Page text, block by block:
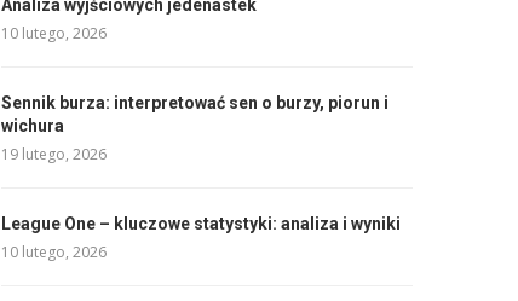
Analiza wyjściowych jedenastek
10 lutego, 2026
Sennik burza: interpretować sen o burzy, piorun i
wichura
19 lutego, 2026
League One – kluczowe statystyki: analiza i wyniki
10 lutego, 2026